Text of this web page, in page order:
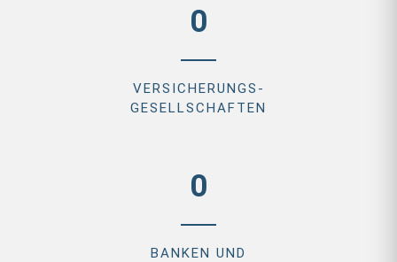
0
VERSICHERUNGS-
GESELLSCHAFTEN
0
BANKEN UND